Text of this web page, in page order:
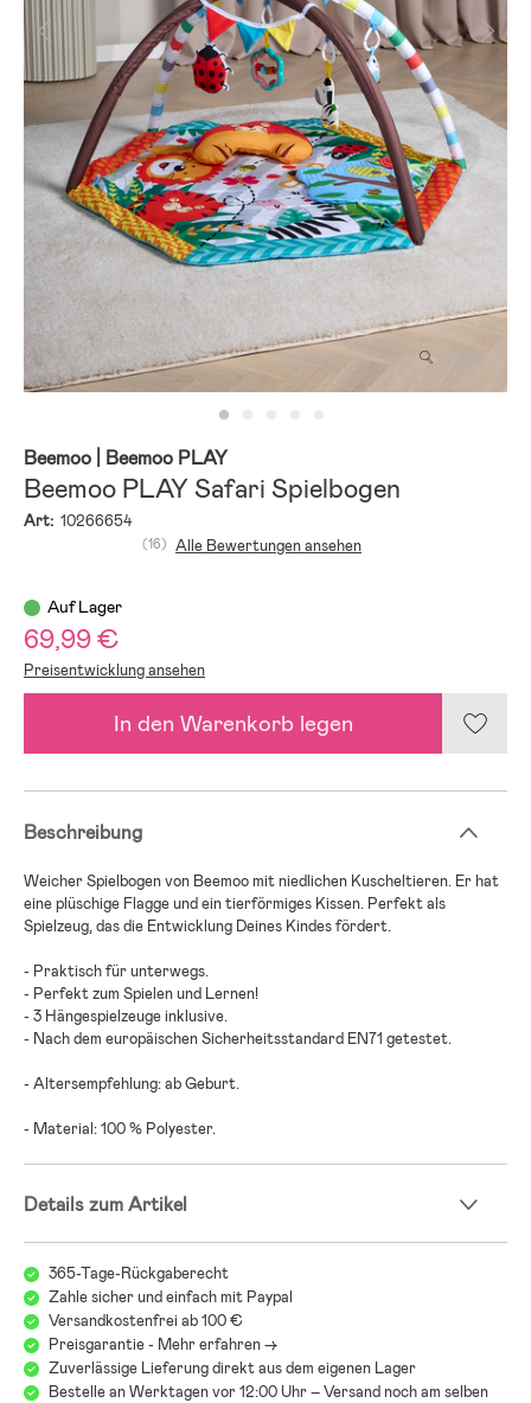
Beemoo | Beemoo PLAY
Beemoo PLAY Safari Spielbogen
Art: 10266654
(16) Alle Bewertungen ansehen
Auf Lager
69,99 €
Preisentwicklung ansehen
In den Warenkorb legen
Beschreibung
Weicher Spielbogen von Beemoo mit niedlichen Kuscheltieren. Er hat
eine plüschige Flagge und ein tierförmiges Kissen. Perfekt als
Spielzeug, das die Entwicklung Deines Kindes fördert.
- Praktisch für unterwegs.
- Perfekt zum Spielen und Lernen!
- 3 Hängespielzeuge inklusive.
- Nach dem europäischen Sicherheitsstandard EN71 getestet.
- Altersempfehlung: ab Geburt.
- Material: 100 % Polyester.
Details zum Artikel
365-Tage-Rückgaberecht
Zahle sicher und einfach mit Paypal
Versandkostenfrei ab 100 €
Preisgarantie - Mehr erfahren ->
Zuverlässige Lieferung direkt aus dem eigenen Lager
Bestelle an Werktagen vor 12:00 Uhr – Versand noch am selben